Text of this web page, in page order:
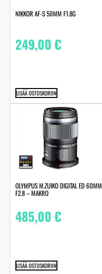
NIKKOR AF-S 50MM F1.8G
249,00€
LISÄÄ OSTOSKORIIN
OLYMPUS M.ZUIKO DIGITAL ED 60MM
F2.8 – MAKRO
485,00€
LISÄÄ OSTOSKORIIN